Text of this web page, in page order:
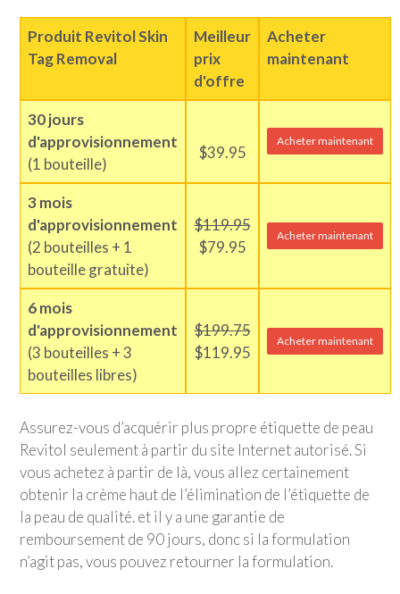
Produit Revitol Skin
Tag Removal
Meilleur
prix
d'offre
Acheter
maintenant
30 jours
d'approvisionnement
(1 bouteille)
$39.95
Acheter maintenant
3 mois
d'approvisionnement
(2 bouteilles + 1
bouteille gratuite)
$119.95
$79.95
Acheter maintenant
6 mois
d'approvisionnement
(3 bouteilles + 3
bouteilles libres)
$199.75
$119.95
Acheter maintenant
Assurez-vous d’acquérir plus propre étiquette de peau
Revitol seulement à partir du site Internet autorisé. Si
vous achetez à partir de là, vous allez certainement
obtenir la crème haut de l’élimination de l’étiquette de
la peau de qualité. et il y a une garantie de
remboursement de 90 jours, donc si la formulation
n’agit pas, vous pouvez retourner la formulation.